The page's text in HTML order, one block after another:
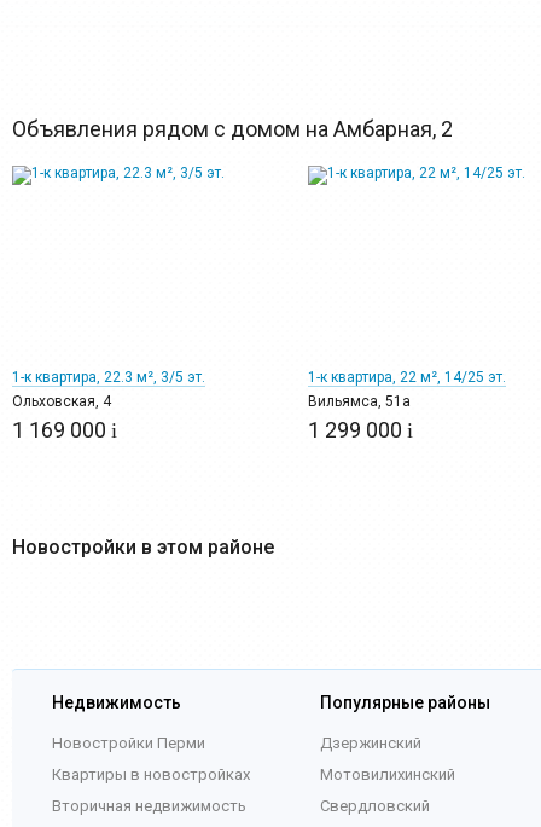
Объявления рядом с домом на Амбарная, 2
1-к квартира, 22.3 м², 3/5 эт.
Ольховская, 4
1 169 000 i
1-к квартира, 22 м², 14/25 эт.
Вильямса, 51а
1 299 000 i
Новостройки в этом районе
Недвижимость
Новостройки Перми
Квартиры в новостройках
Вторичная недвижимость
Популярные районы
Дзержинский
Мотовилихинский
Свердловский